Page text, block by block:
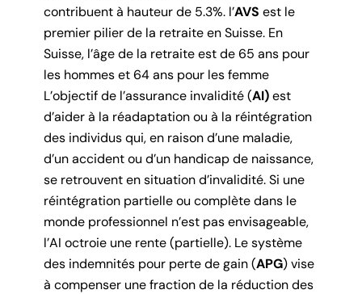
contribuent à hauteur de 5.3%. l’AVS est le
premier pilier de la retraite en Suisse. En
Suisse, l’âge de la retraite est de 65 ans pour
les hommes et 64 ans pour les femme
L’objectif de l’assurance invalidité (AI)est
d’aider à la réadaptation ou à la réintégration
des individus qui, en raison d’une maladie,
d’un accident ou d’un handicap de naissance,
se retrouvent en situation d’invalidité. Si une
réintégration partielle ou complète dans le
monde professionnel n’est pas envisageable,
l’AI octroie une rente (partielle). Le système
des indemnités pour perte de gain (APG) vise
à compenser une fraction de la réduction des